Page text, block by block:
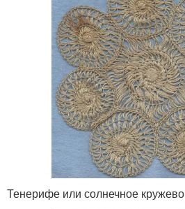
Тенерифе или солнечное кружево